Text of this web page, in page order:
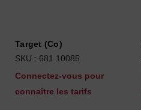
Target (Co)
SKU : 681.10085
Connectez-vous pour
connaître les tarifs